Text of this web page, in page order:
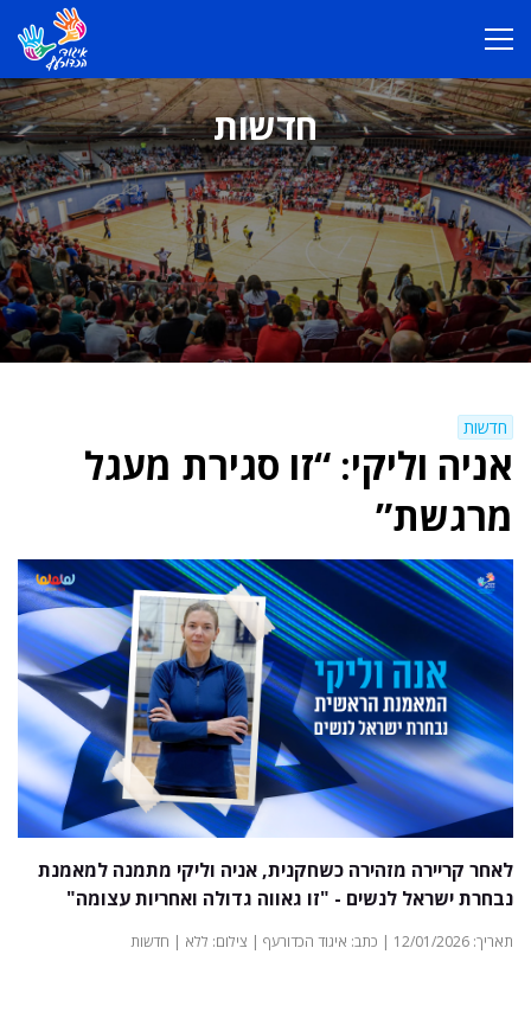
חדשות
חדשות
אניה וליקי: “זו סגירת מעגל
מרגשת”
לאחר קריירה מזהירה כשחקנית, אניה וליקי מתמנה למאמנת
נבחרת ישראל לנשים - "זו גאווה גדולה ואחריות עצומה"
תאריך: 12/01/2026 | כתב: איגוד הכדורעף | צילום: ללא | חדשות